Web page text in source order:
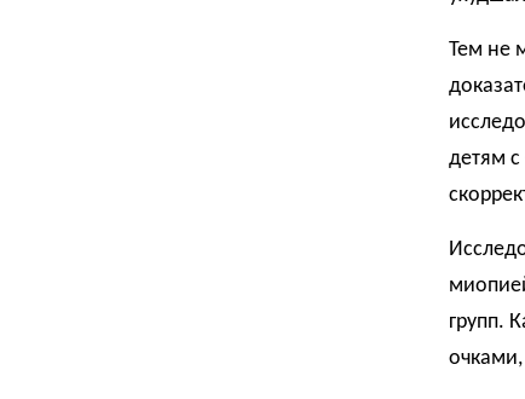
Тем не
детям
групп.
очками,